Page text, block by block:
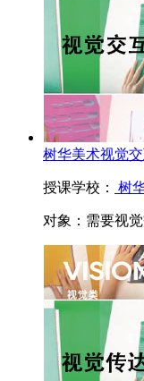
树华美术视觉
授课学校： 树
对象： 需要视